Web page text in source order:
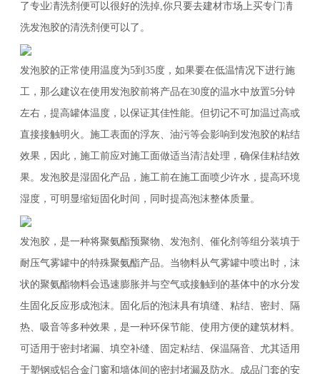
了专业凊洗剂便可以很好的洗掉,你只要去建材市场上买专门凊
洗发泡胶的清洗剂便可以了。
发泡胶的正常使用温度为5到35度，如果要在低温情况下进行施
工，那么建议在使用发泡胶前将产品在30度的温水中放置5分钟
左右，提高罐体温度，以保证其佳性能。但切记不可加温过高或
直接接触明火。施工表面的浮灰、油污等会影响到发泡胶的粘结
效果，因此，施工前应对施工面做适当清洁处理，确保佳粘结效
果。发泡胶是湿固化产品，施工前在施工面喷少许水，提高环境
湿度，可明显缩短固化时间，同时提高泡沫整体质量。
发泡胶，是一种将聚氨酯预聚物、发泡剂、催化剂等组分装填于
耐压气雾罐中的特殊聚氨酯产品。当物料从气雾罐中喷出时，沫
状的聚氨酯物料会迅速膨胀并与空气或接触到的基体中的水分发
生固化反应形成泡沫。固化后的泡沫具有填缝、粘结、密封、隔
热、吸音等多种效果，是一种环保节能、使用方便的建筑材料。
可适用于密封堵漏、填空补缝、固定粘结、保温隔音、尤其适用
于塑钢或铝合金门窗和墙体间的密封堵漏及防水。成品门套的安